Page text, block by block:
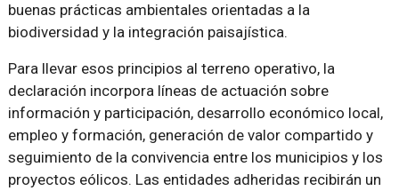
buenas prácticas ambientales orientadas a la
biodiversidad y la integración paisajística.
Para llevar esos principios al terreno operativo, la
declaración incorpora líneas de actuación sobre
información y participación, desarrollo económico local,
empleo y formación, generación de valor compartido y
seguimiento de la convivencia entre los municipios y los
proyectos eólicos. Las entidades adheridas recibirán un